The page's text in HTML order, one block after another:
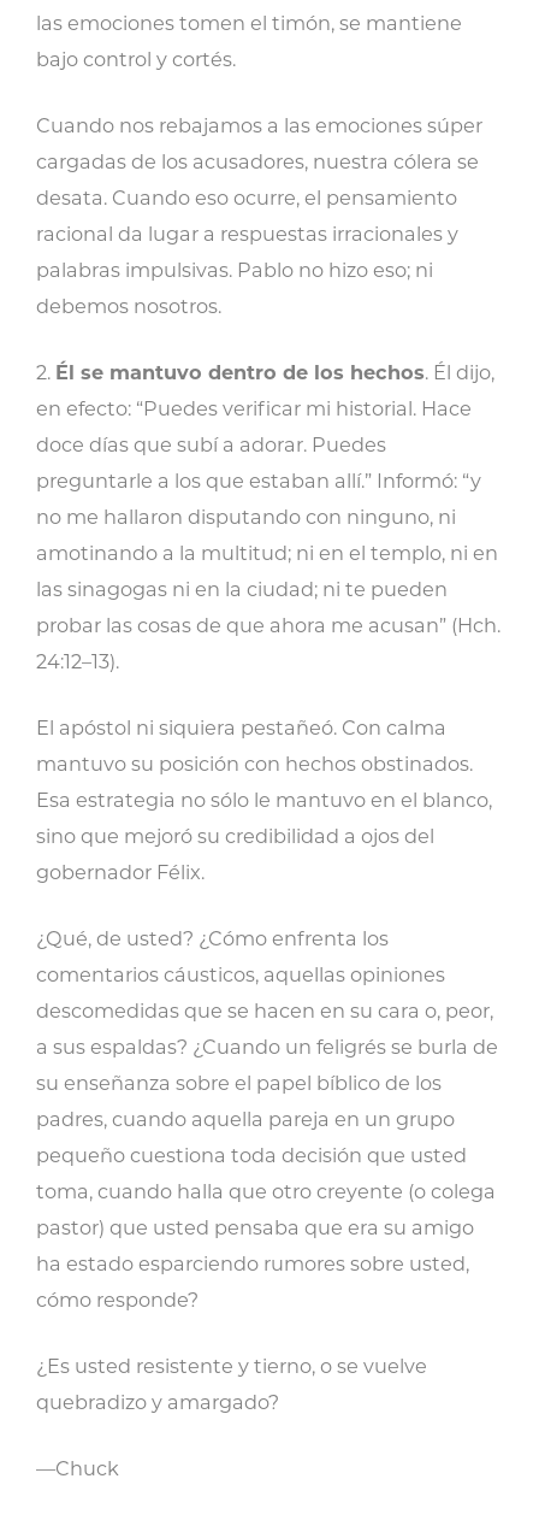
las emociones tomen el timón, se mantiene
bajo control y cortés.
Cuando nos rebajamos a las emociones súper
cargadas de los acusadores, nuestra cólera se
desata. Cuando eso ocurre, el pensamiento
racional da lugar a respuestas irracionales y
palabras impulsivas. Pablo no hizo eso; ni
debemos nosotros.
2. Él se mantuvo dentro de los hechos. Él dijo,
en efecto: “Puedes verificar mi historial. Hace
doce días que subí a adorar. Puedes
preguntarle a los que estaban allí.” Informó: “y
no me hallaron disputando con ninguno, ni
amotinando a la multitud; ni en el templo, ni en
las sinagogas ni en la ciudad; ni te pueden
probar las cosas de que ahora me acusan” (Hch.
24:12–13).
El apóstol ni siquiera pestañeó. Con calma
mantuvo su posición con hechos obstinados.
Esa estrategia no sólo le mantuvo en el blanco,
sino que mejoró su credibilidad a ojos del
gobernador Félix.
¿Qué, de usted? ¿Cómo enfrenta los
comentarios cáusticos, aquellas opiniones
descomedidas que se hacen en su cara o, peor,
a sus espaldas? ¿Cuando un feligrés se burla de
su enseñanza sobre el papel bíblico de los
padres, cuando aquella pareja en un grupo
pequeño cuestiona toda decisión que usted
toma, cuando halla que otro creyente (o colega
pastor) que usted pensaba que era su amigo
ha estado esparciendo rumores sobre usted,
cómo responde?
¿Es usted resistente y tierno, o se vuelve
quebradizo y amargado?
—Chuck